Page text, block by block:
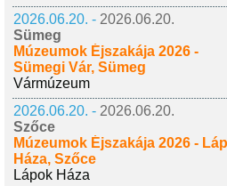
2026.06.20. - 2026.06.20.
Sümeg
Múzeumok Éjszakája 2026 -
Sümegi Vár, Sümeg
Vármúzeum
2026.06.20. - 2026.06.20.
Szőce
Múzeumok Éjszakája 2026 -
Háza, Szőce
Lápok Háza